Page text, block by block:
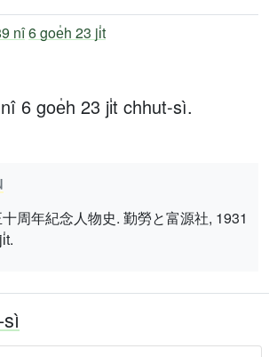
6 goe̍h 23 ji̍t chhut-sì.
周年紀念人物史. 勤勞と富源社, 1931
nî6 goe̍h 23 ji̍t